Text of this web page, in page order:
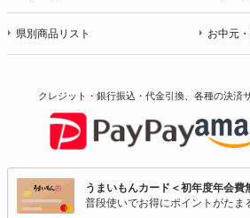
県別商品リスト お中元
クレジット・銀行振込・代金引換、各種の決済
うまいもんカード＜初年度年会費
普段使いでお得にポイントがたま